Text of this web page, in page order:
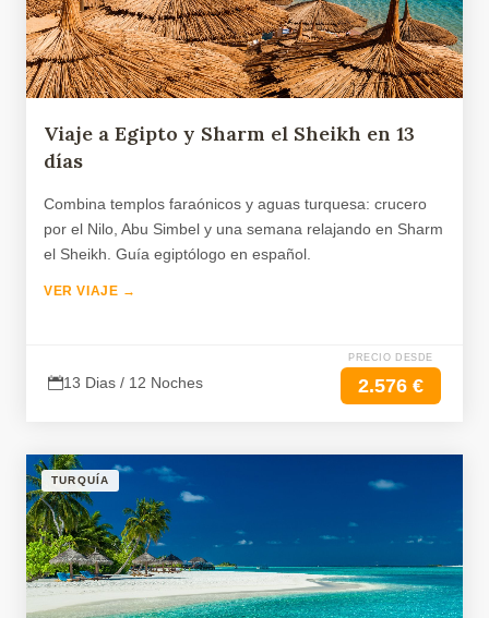
Viaje a Egipto y Sharm el Sheikh en 13
días
Combina templos faraónicos y aguas turquesa: crucero
por el Nilo, Abu Simbel y una semana relajando en Sharm
el Sheikh. Guía egiptólogo en español.
VER VIAJE →
13 Dias / 12 Noches
PRECIO DESDE
2.576 €
TURQUÍA